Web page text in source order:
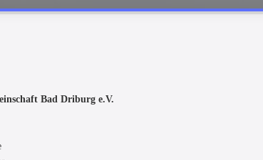
Bad Driburg e.V.